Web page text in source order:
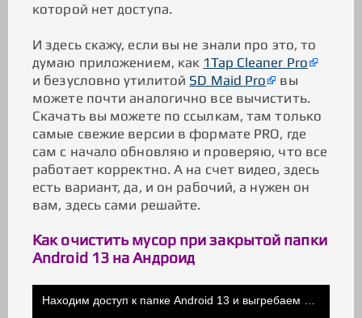
которой нет доступа.
И здесь скажу, если вы не знали про это, то
думаю приложением, как 1Tap Cleaner Pro
и безусловно утилитой SD Maid Pro
вы
можете почти аналогично все вычистить.
Скачать вы можете по ссылкам, там только
самые свежие версии в формате PRO, где
сам с начало обновляю и проверяю, что все
работает корректно. А на счет видео, здесь
есть вариант, да, и он рабочий, а нужен он
вам, здесь сами решайте.
Как очистить мусор при закрытой папки
Android 13 на Андроид